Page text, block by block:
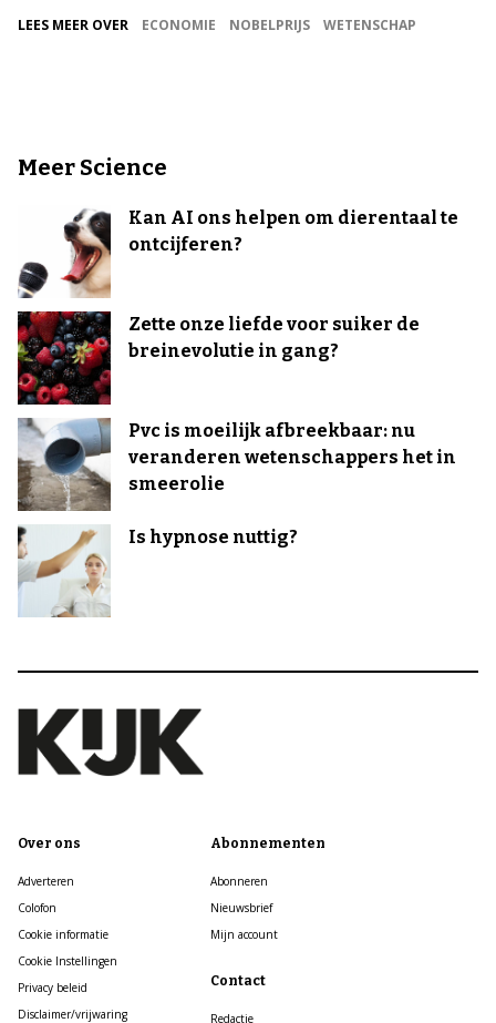
LEES MEER OVER ECONOMIE NOBELPRIJS WETENSCHAP
Meer Science
Kan AI ons helpen om dierentaal te
ontcijferen?
Zette onze liefde voor suiker de
breinevolutie in gang?
Pvc is moeilijk afbreekbaar: nu
veranderen wetenschappers het in
smeerolie
Is hypnose nuttig?
Over ons
Adverteren
Colofon
Cookie informatie
Cookie Instellingen
Privacy beleid
Disclaimer/vrijwaring
Abonnementen
Abonneren
Nieuwsbrief
Mijn account
Contact
Redactie